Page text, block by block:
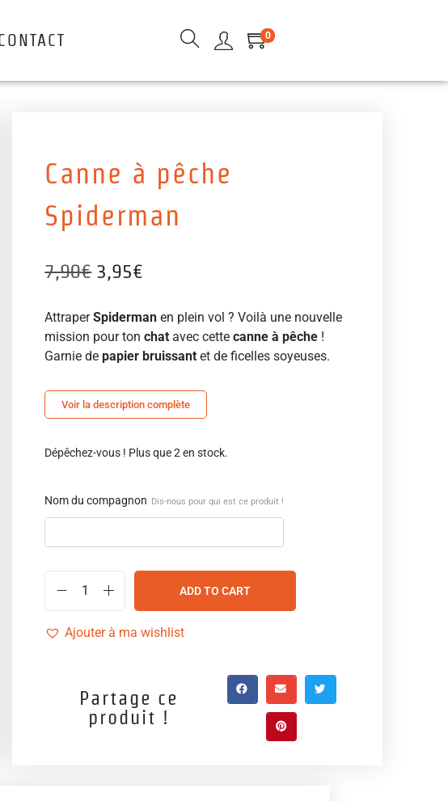
0
Canne à pêche
Spiderman
7,90€ 3,95€
AttraperSpiderman en plein vol ? Voilà une nouvelle
mission pour tonchat avec cettecanne à pêche !
Garnie depapier bruissantet de ficelles soyeuses.
Voir la description complète
Dépêchez-vous ! Plus que 2 en stock.
Nom du compagnon Dis-nous pour qui est ce produit !
ADD TO CART
Ajouter à ma wishlist
Partage ce
produit !